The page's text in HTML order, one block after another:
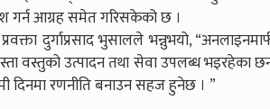
गर्न आग्रह समेत गरिसकेको छ ।
दुर्गाप्रसाद भुसालले भन्नुभयो,
वस्तुको उत्पादन तथा सेवा उपलब्ध भइरहेका
दिनमा रणनीति बनाउन सहज हुनेछ । ”